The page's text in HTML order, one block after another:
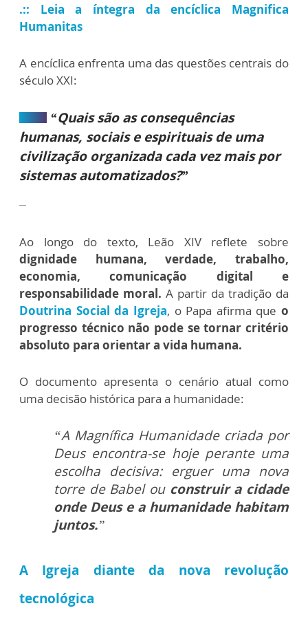
.:: Leia a íntegra da encíclica Magnifica
Humanitas
A encíclica enfrenta uma das questões centrais do
século XXI:
“Quais são as consequências
humanas, sociais e espirituais de uma
civilização organizada cada vez mais por
sistemas automatizados?”
Ao longo do texto, Leão XIV reflete sobre
dignidade humana, verdade, trabalho,
economia, comunicação digital e
responsabilidade moral. A partir da tradição da
Doutrina Social da Igreja, o Papa afirma que o
progresso técnico não pode se tornar critério
absoluto para orientar a vida humana.
O documento apresenta o cenário atual como
uma decisão histórica para a humanidade:
“A Magnífica Humanidade criada por
Deus encontra-se hoje perante uma
escolha decisiva: erguer uma nova
torre de Babel ou construir a cidade
onde Deus e a humanidade habitam
juntos.”
A Igreja diante da nova revolução
tecnológica